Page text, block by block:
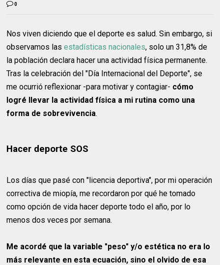
0
Nos viven diciendo que el deporte es salud. Sin embargo, si
observamos lasestadísticas nacionales, solo un 31,8% de
la población declara hacer una actividad física permanente.
Tras la celebración del "Día Internacional del Deporte", se
me ocurrió reflexionar -para motivar y contagiar- cómo
logré llevar la actividad física a mi rutina como una
forma de sobrevivencia.
Hacer deporte SOS
Los días que pasé con "licencia deportiva", por mi operación
correctiva de miopía, me recordaron por qué he tomado
como opción de vida hacer deporte todo el año, por lo
menos dos veces por semana.
Me acordé que la variable "peso" y/o estética no era lo
más relevante en esta ecuación, sino el olvido de esa